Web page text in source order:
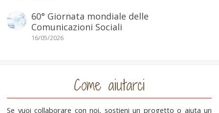
60° Giornata mondiale delle
Comunicazioni Sociali
16/05/2026
Come aiutarci
Se vuoi collaborare con noi, sostieni un progetto o aiuta un